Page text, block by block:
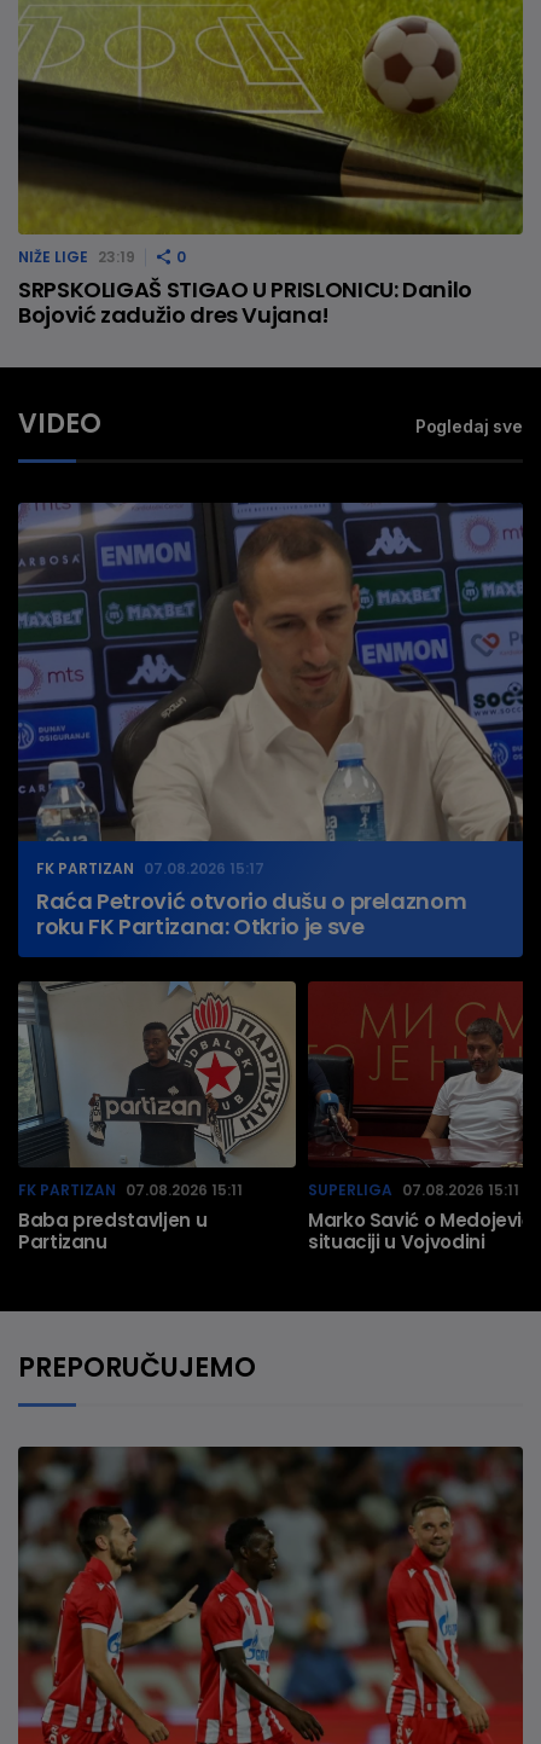
NIŽE LIGE 23:19 0
SRPSKOLIGAŠ STIGAO U PRISLONICU: Danilo
Bojović zadužio dres Vujana!
VIDEO Pogledaj sve
FK PARTIZAN 07.08.2026 15:17
Raća Petrović otvorio dušu o prelaznom
roku FK Partizana: Otkrio je sve
FK PARTIZAN 07.08.2026 15:11
Baba predstavljen u
Partizanu
SUPERLIGA 07.08.2026 15:11
Marko Savić o
situaciji u Vojvodini
PREPORUČUJEMO